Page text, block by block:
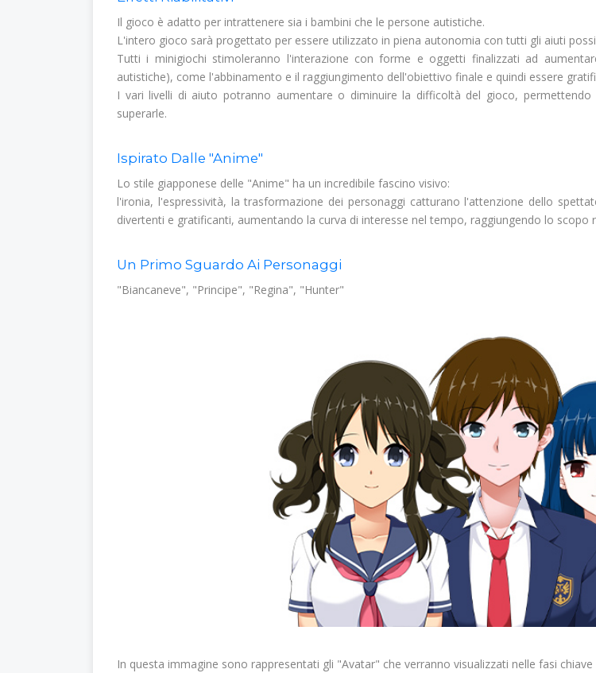
Il gioco è adatto per intrattenere sia i bambini che le persone autistiche.
L'intero gioco sarà progettato per essere utilizzato in piena autonomia con tutti gli aiuti
Tutti i minigiochi stimoleranno l'interazione con forme e oggetti finalizzati ad
autistiche), come l'abbinamento e il raggiungimento dell'obiettivo finale e quindi essere
I vari livelli di aiuto potranno aumentare o diminuire la difficoltà del gioco,
superarle.
Ispirato Dalle "Anime"
Lo stile giapponese delle "Anime" ha un incredibile fascino visivo:
l'ironia, l'espressività, la trasformazione dei personaggi catturano l'attenzione dello
divertenti e gratificanti, aumentando la curva di interesse nel tempo, raggiungendo lo scopo
Un Primo Sguardo Ai Personaggi
"Biancaneve", "Principe", "Regina", "Hunter"
In questa immagine sono rappresentati gli "Avatar" che verranno visualizzati nelle fasi